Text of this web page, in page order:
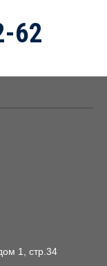
62
1, стр.34